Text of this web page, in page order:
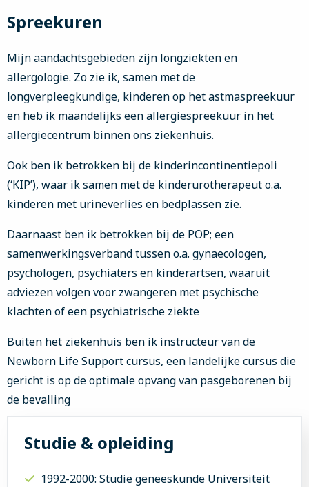
Spreekuren
Mijn aandachtsgebieden zijn longziekten en
allergologie. Zo zie ik, samen met de
longverpleegkundige, kinderen op het astmaspreekuur
en heb ik maandelijks een allergiespreekuur in het
allergiecentrum binnen ons ziekenhuis.
Ook ben ik betrokken bij de kinderincontinentiepoli
(‘KIP’), waar ik samen met de kinderurotherapeut o.a.
kinderen met urineverlies en bedplassen zie.
Daarnaast ben ik betrokken bij de POP; een
samenwerkingsverband tussen o.a. gynaecologen,
psychologen, psychiaters en kinderartsen, waaruit
adviezen volgen voor zwangeren met psychische
klachten of een psychiatrische ziekte
Buiten het ziekenhuis ben ik instructeur van de
Newborn Life Support cursus, een landelijke cursus die
gericht is op de optimale opvang van pasgeborenen bij
de bevalling
Studie & opleiding
1992-2000: Studie geneeskunde Universiteit